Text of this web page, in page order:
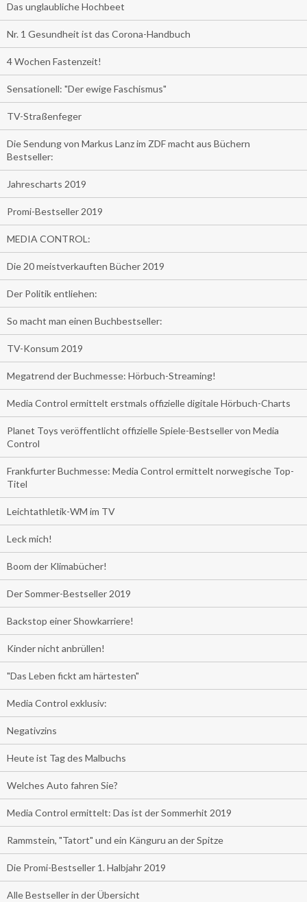
Das unglaubliche Hochbeet
Nr. 1 Gesundheit ist das Corona-Handbuch
4 Wochen Fastenzeit!
Sensationell: "Der ewige Faschismus"
TV-Straßenfeger
Die Sendung von Markus Lanz im ZDF macht aus Büchern
Bestseller:
Jahrescharts 2019
Promi-Bestseller 2019
MEDIA CONTROL:
Die 20 meistverkauften Bücher 2019
Der Politik entliehen:
So macht man einen Buchbestseller:
TV-Konsum 2019
Megatrend der Buchmesse: Hörbuch-Streaming!
Media Control ermittelt erstmals offizielle digitale Hörbuch-Charts
Planet Toys veröffentlicht offizielle Spiele-Bestseller von Media
Control
Frankfurter Buchmesse: Media Control ermittelt norwegische Top-
Titel
Leichtathletik-WM im TV
Leck mich!
Boom der Klimabücher!
Der Sommer-Bestseller 2019
Backstop einer Showkarriere!
Kinder nicht anbrüllen!
"Das Leben fickt am härtesten"
Media Control exklusiv:
Negativzins
Heute ist Tag des Malbuchs
Welches Auto fahren Sie?
Media Control ermittelt: Das ist der Sommerhit 2019
Rammstein, "Tatort" und ein Känguru an der Spitze
Die Promi-Bestseller 1. Halbjahr 2019
Alle Bestseller in der Übersicht